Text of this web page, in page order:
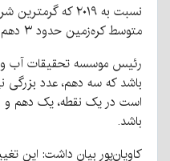
نسبت به ۲۰۱۹ که
متوسط کره‌زمین حدود ۳ دهم درجه تغییر کرده است.
رئیس موسسه تحقیقات آب
باشد که سه دهم، عدد
است در یک نقطه، یک دهم و
باشد.
کاویان‌پور بیان داشت: این